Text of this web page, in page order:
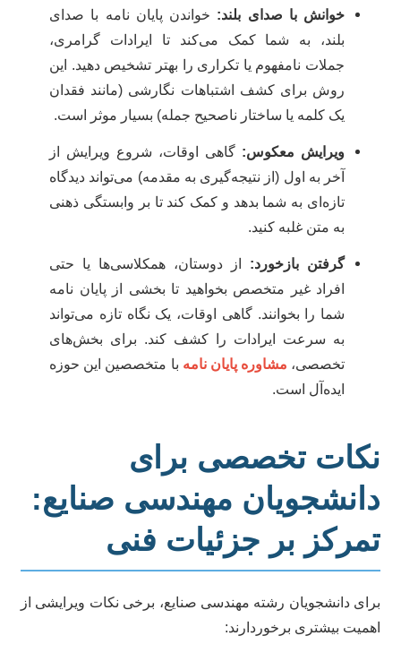
خوانش با صدای بلند: خواندن پایان نامه با صدای
بلند، به شما کمک می‌کند تا ایرادات گرامری،
جملات نامفهوم یا تکراری را بهتر تشخیص دهید. این
روش برای کشف اشتباهات نگارشی (مانند فقدان
یک کلمه یا ساختار ناصحیح جمله) بسیار موثر است.
ویرایش معکوس:گاهی اوقات، شروع ویرایش از
آخر به اول (از نتیجه‌گیری به مقدمه) می‌تواند دیدگاه
تازه‌ای به شما بدهد و کمک کند تا بر وابستگی ذهنی
به متن غلبه کنید.
گرفتن بازخورد:از دوستان، همکلاسی‌ها یا حتی
افراد غیر متخصص بخواهید تا بخشی از پایان نامه
شما را بخوانند. گاهی اوقات، یک نگاه تازه می‌تواند
به سرعت ایرادات را کشف کند. برای بخش‌های
تخصصی،مشاوره پایان نامه با متخصصین این حوزه
ایده‌آل است.
تخصصی برای
مهندسی صنایع:
بر جزئیات فنی
دانشجویان رشته مهندسی صنایع، برخی نکات ویرایشی از
بیشتری برخوردارند: